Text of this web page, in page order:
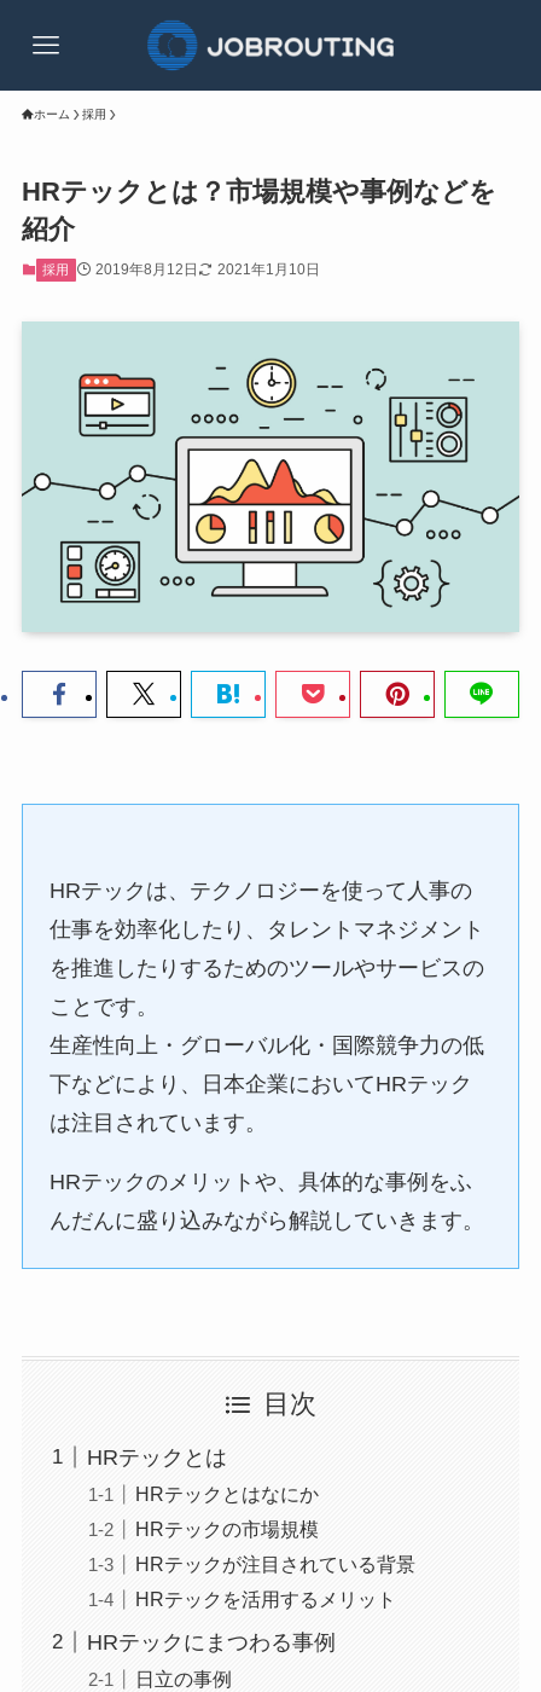
ホーム 採用
HRテックとは？市場規模や事例などを
紹介
採用 2019年8月12日 2021年1月10日
HRテックは、テクノロジーを使って人事の
仕事を効率化したり、タレントマネジメント
を推進したりするためのツールやサービスの
ことです。
生産性向上・グローバル化・国際競争力の低
下などにより、日本企業においてHRテック
は注目されています。
HRテックのメリットや、具体的な事例をふ
んだんに盛り込みながら解説していきます。
目次
HRテックとは
HRテックとはなにか
HRテックの市場規模
HRテックが注目されている背景
HRテックを活用するメリット
HRテックにまつわる事例
日立の事例